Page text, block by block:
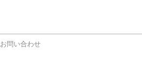
問い合わせ